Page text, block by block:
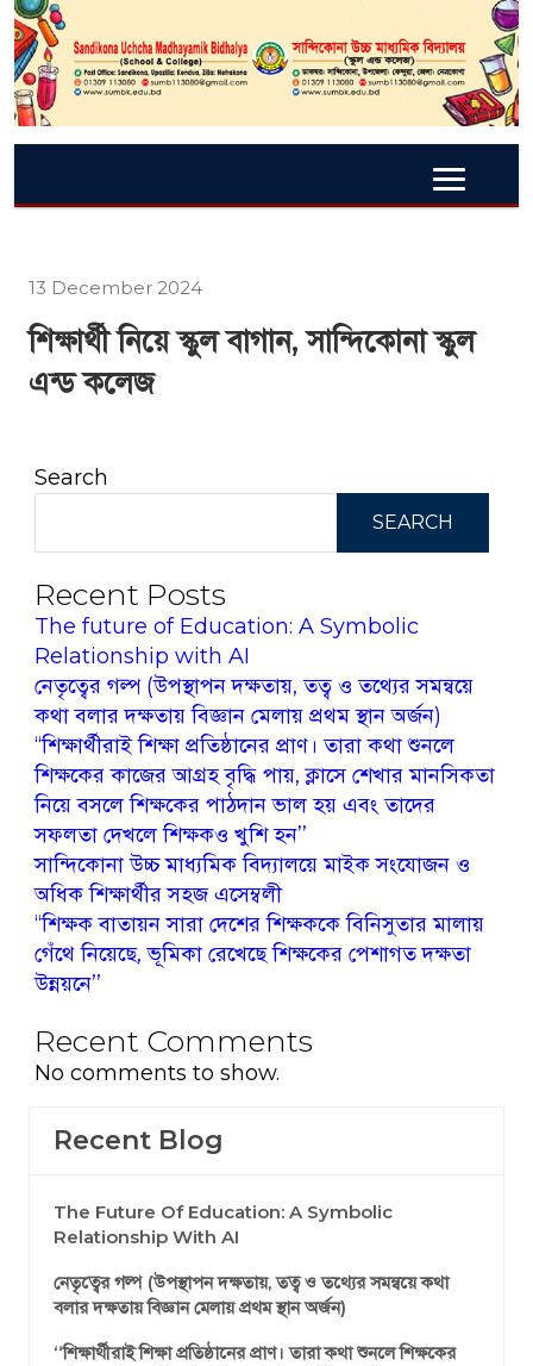
13 December 2024
শিক্ষার্থী নিয়ে স্কুল বাগান, সান্দিকোনা স্কুল
এন্ড কলেজ
Search
SEARCH
Recent Posts
The future of Education: A Symbolic
Relationship with AI
নেতৃত্বের গল্প (উপস্থাপন দক্ষতায়, তত্ব ও তথ্যের সমন্বয়ে
কথা বলার দক্ষতায় বিজ্ঞান মেলায় প্রথম স্থান অর্জন)
‘‘শিক্ষার্থীরাই শিক্ষা প্রতিষ্ঠানের প্রাণ। তারা কথা শুনলে
শিক্ষকের কাজের আগ্রহ বৃদ্ধি পায়, ক্লাসে শেখার মানসিকতা
নিয়ে বসলে শিক্ষকের পাঠদান ভাল হয় এবং তাদের
সফলতা দেখলে শিক্ষকও খুশি হন’’
সান্দিকোনা উচ্চ মাধ্যমিক বিদ্যালয়ে মাইক সংযোজন ও
অধিক শিক্ষার্থীর সহজ এসেম্বলী
‘‘শিক্ষক বাতায়ন সারা দেশের শিক্ষককে বিনিসুতার মালায়
গেঁথে নিয়েছে, ভূমিকা রেখেছে শিক্ষকের পেশাগত দক্ষতা
উন্নয়নে’’
Recent Comments
No comments to show.
Recent Blog
The Future Of Education: A Symbolic
Relationship With AI
নেতৃত্বের গল্প (উপস্থাপন দক্ষতায়, তত্ব ও তথ্যের সমন্বয়ে কথা
বলার দক্ষতায় বিজ্ঞান মেলায় প্রথম স্থান অর্জন)
‘‘শিক্ষার্থীরাই শিক্ষা প্রতিষ্ঠানের প্রাণ। তারা কথা শুনলে শিক্ষকের